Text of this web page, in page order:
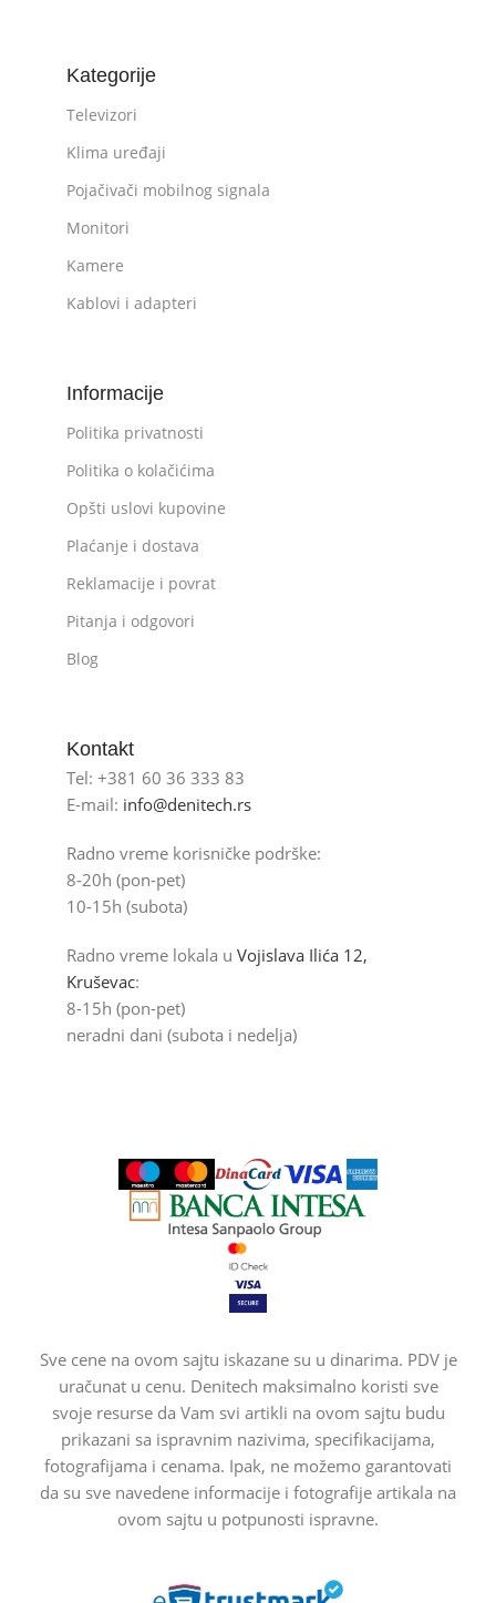
Kategorije
Televizori
Klima uređaji
Pojačivači mobilnog signala
Monitori
Kamere
Kablovi i adapteri
Informacije
Politika privatnosti
Politika o kolačićima
Opšti uslovi kupovine
Plaćanje i dostava
Reklamacije i povrat
Pitanja i odgovori
Blog
Kontakt
Tel: +381 60 36 333 83
E-mail: info@denitech.rs
Radno vreme korisničke podrške:
8-20h (pon-pet)
10-15h (subota)
Radno vreme lokala u Vojislava Ilića 12,
Kruševac:
8-15h (pon-pet)
neradni dani (subota i nedelja)
Sve cene na ovom sajtu iskazane su u dinarima. PDV je
uračunat u cenu. Denitech maksimalno koristi sve
svoje resurse da Vam svi artikli na ovom sajtu budu
prikazani sa ispravnim nazivima, specifikacijama,
fotografijama i cenama. Ipak, ne možemo garantovati
da su sve navedene informacije i fotografije artikala na
ovom sajtu u potpunosti ispravne.